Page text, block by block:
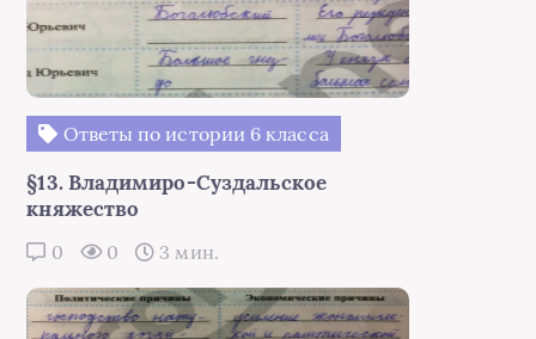
Ответы по истории 6 класса
§13. Владимиро-Суздальское
княжество
0 0 3 мин.